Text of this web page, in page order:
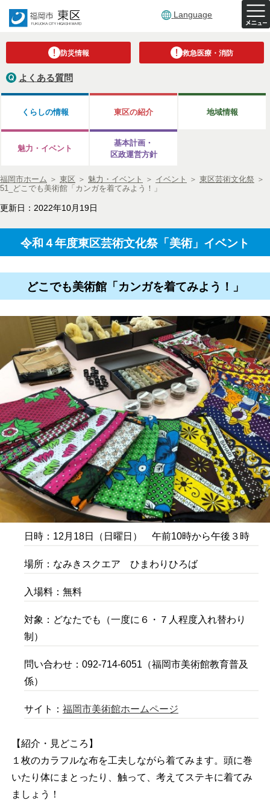
Language
防災情報 救急医療・消防
よくある質問
くらしの情報 東区の紹介 地域情報
魅力・イベント
基本計画・
区政運営方針
福岡市ホーム ＞ 東区 ＞ 魅力・イベント ＞ イベント ＞ 東区芸術文化祭 ＞
51_どこでも美術館「カンガを着てみよう！」
更新日：2022年10月19日
令和４年度東区芸術文化祭「美術」イベント
どこでも美術館「カンガを着てみよう！」
日時：12月18日（日曜日） 午前10時から午後３時
場所：なみきスクエア ひまわりひろば
入場料：無料
対象：どなたでも（一度に６・７人程度入れ替わり
制）
問い合わせ：092-714-6051（福岡市美術館教育普及
係）
サイト： 福岡市美術館ホームページ
【紹介・見どころ】
１枚のカラフルな布を工夫しながら着てみます。頭に巻
いたり体にまとったり、触って、考えてステキに着てみ
ましょう！